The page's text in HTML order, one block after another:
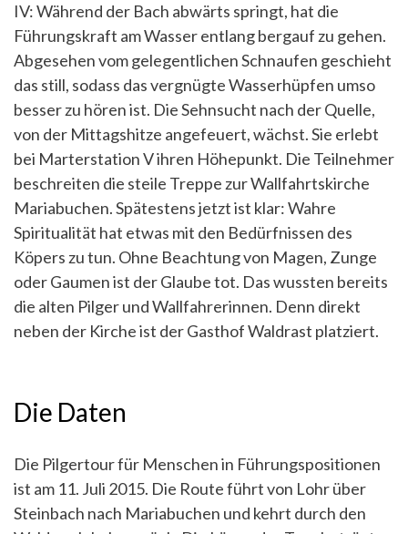
IV: Während der Bach abwärts springt, hat die
Führungskraft am Wasser entlang bergauf zu gehen.
Abgesehen vom gelegentlichen Schnaufen geschieht
das still, sodass das vergnügte Wasserhüpfen umso
besser zu hören ist. Die Sehnsucht nach der Quelle,
von der Mittagshitze angefeuert, wächst. Sie erlebt
bei Marterstation V ihren Höhepunkt. Die Teilnehmer
beschreiten die steile Treppe zur Wallfahrtskirche
Mariabuchen. Spätestens jetzt ist klar: Wahre
Spiritualität hat etwas mit den Bedürfnissen des
Köpers zu tun. Ohne Beachtung von Magen, Zunge
oder Gaumen ist der Glaube tot. Das wussten bereits
die alten Pilger und Wallfahrerinnen. Denn direkt
neben der Kirche ist der Gasthof Waldrast platziert.
Die Daten
Die Pilgertour für Menschen in Führungspositionen
ist am 11. Juli 2015. Die Route führt von Lohr über
Steinbach nach Mariabuchen und kehrt durch den